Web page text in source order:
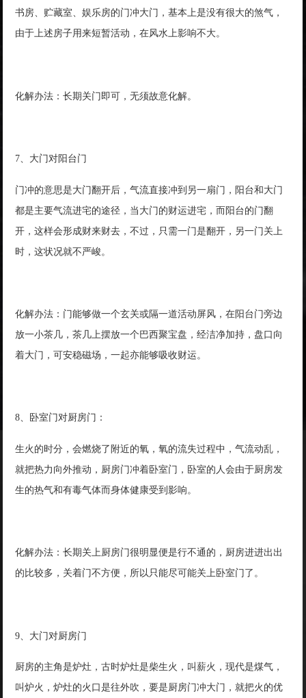
书房、贮藏室、娱乐房的门冲大门，基本上是没有很大的煞气，
由于上述房子用来短暂活动，在风水上影响不大。
化解办法：长期关门即可，无须故意化解。
7、大门对阳台门
门冲的意思是大门翻开后，气流直接冲到另一扇门，阳台和大门
都是主要气流进宅的途径，当大门的财运进宅，而阳台的门翻
开，这样会形成财来财去，不过，只需一门是翻开，另一门关上
时，这状况就不严峻。
化解办法：门能够做一个玄关或隔一道活动屏风，在阳台门旁边
放一小茶几，茶几上摆放一个巴西聚宝盘，经洁净加持，盘口向
着大门，可安稳磁场，一起亦能够吸收财运。
8、卧室门对厨房门：
生火的时分，会燃烧了附近的氧，氧的流失过程中，气流动乱，
就把热力向外推动，厨房门冲着卧室门，卧室的人会由于厨房发
生的热气和有毒气体而身体健康受到影响。
化解办法：长期关上厨房门很明显便是行不通的，厨房进进出出
的比较多，关着门不方便，所以只能尽可能关上卧室门了。
9、大门对厨房门
厨房的主角是炉灶，古时炉灶是柴生火，叫薪火，现代是煤气，
叫炉火，炉灶的火口是往外吹，要是厨房门冲大门，就把火的优